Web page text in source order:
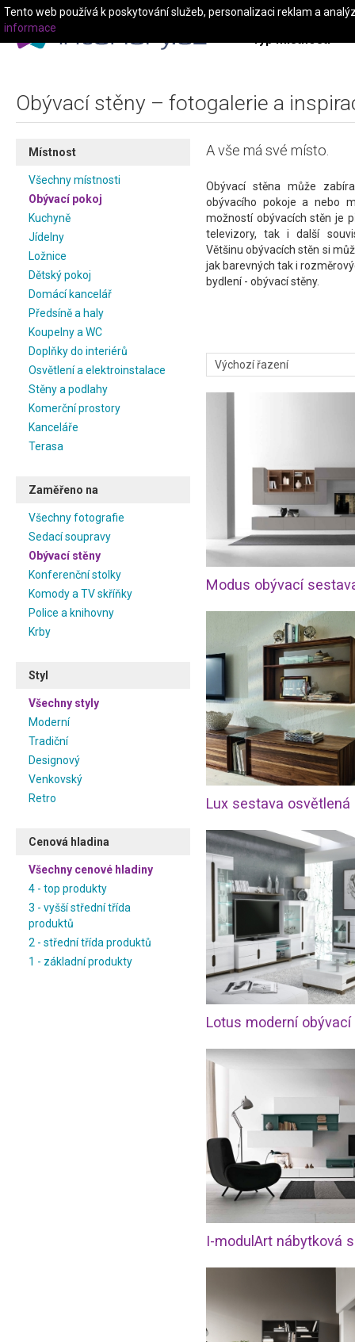
Typ místnosti
Obývací stěny – fotogalerie a
Místnost
Všechny místnosti
Obývací pokoj
Kuchyně
Jídelny
Ložnice
Dětský pokoj
Domácí kancelář
Předsíně a haly
Koupelny a WC
Doplňky do interiérů
Osvětlení a elektroinstalace
Stěny a podlahy
Komerční prostory
Kanceláře
Terasa
Zaměřeno na
Všechny fotografie
Sedací soupravy
Obývací stěny
Konferenční stolky
Komody a TV skříňky
Police a knihovny
Krby
Styl
Všechny styly
Moderní
Tradiční
Designový
Venkovský
Retro
Cenová hladina
Všechny cenové hladiny
4 - top produkty
3 - vyšší střední třída
produktů
2 - střední třída produktů
1 - základní produkty
A vše má své místo.
Obývací stěna může
obývacího pokoje a nebo
možností obývacích stěn je
televizory, tak i další
Většinu obývacích stěn si
jak barevných tak i
bydlení - obývací stěny.
Lux sestava osvětlená
Tento web používá k poskytování služeb, personalizaci reklam a
informace